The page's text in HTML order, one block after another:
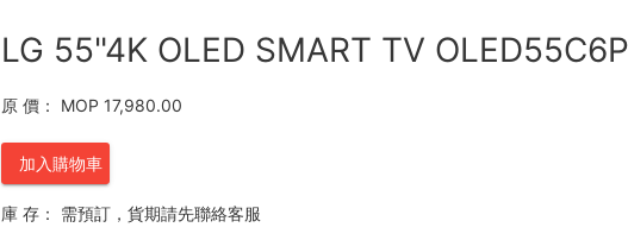
LG 55"4K OLED SMART TV
原 價： MOP 17,980.00
加入購物車
庫 存：
需預訂，貨期請先聯絡客服